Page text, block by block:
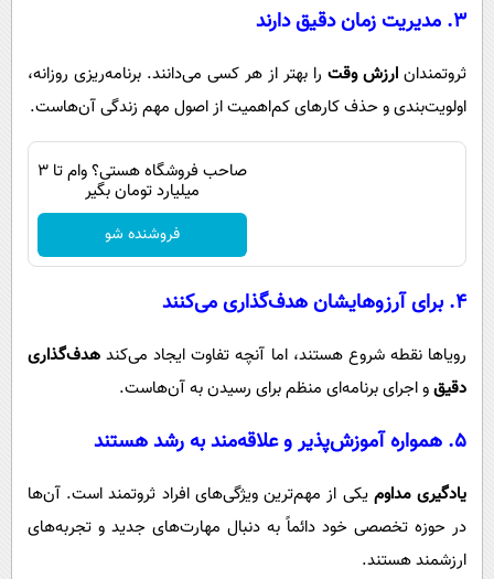
۳. مدیریت زمان دقیق دارند
ثروتمندان ارزش وقت را بهتر از هر کسی می‌دانند. برنامه‌ریزی روزانه،
اولویت‌بندی و حذف کارهای کم‌اهمیت از اصول مهم زندگی آن‌هاست.
صاحب فروشگاه هستی؟ وام تا ۳
میلیارد تومان بگیر
فروشنده شو
۴. برای آرزوهایشان هدف‌گذاری می‌کنند
رویاها نقطه شروع هستند، اما آنچه تفاوت ایجاد می‌کند هدف‌گذاری
دقیقو اجرای برنامه‌ای منظم برای رسیدن به آن‌هاست.
۵. همواره آموزش‌پذیر و علاقه‌مند به رشد هستند
یادگیری مداوم یکی از مهم‌ترین ویژگی‌های افراد ثروتمند است. آن‌ها
در حوزه تخصصی خود دائماً به دنبال مهارت‌های جدید و تجربه‌های
ارزشمند هستند.